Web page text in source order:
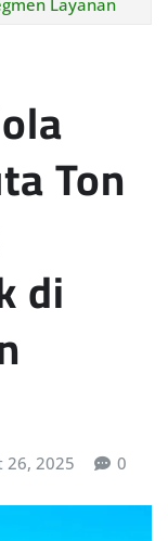
Layanan
Ton
di
26, 2025 0